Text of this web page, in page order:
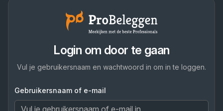
Login om door te gaan
Vul je gebruikersnaam en wachtwoord in om in te loggen.
Gebruikersnaam of e-mail